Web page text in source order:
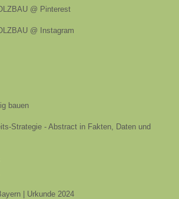
@ Pinterest
@ Instagram
bauen
Strategie - Abstract in Fakten, Daten und
| Urkunde 2024